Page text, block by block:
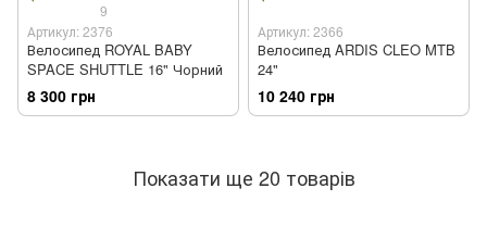
9
Артикул: 2376
Велосипед ROYAL BABY
SPACE SHUTTLE 16" Чорний
8 300 грн
Артикул: 2366
Велосипед ARDIS CLEO MTB
24"
10 240 грн
Показати ще 20 товарів